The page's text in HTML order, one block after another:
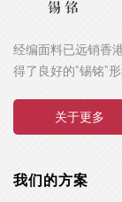
经编面料已远销香
得了良好的“锡铭”形
关于更多
我们的方案